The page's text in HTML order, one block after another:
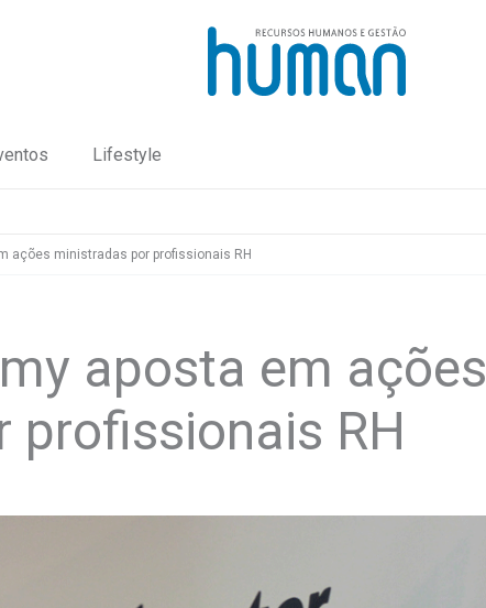
Lifestyle
ações ministradas por profissionais RH
aposta em ações
profissionais RH